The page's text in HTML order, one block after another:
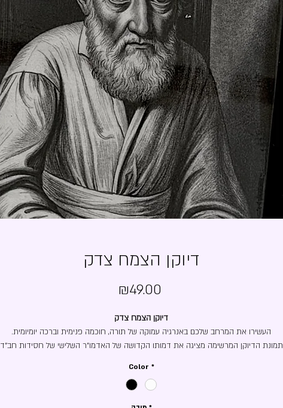
דיוקן הצמח צדק
₪49.00
דיוקן הצמח צדק
העשירו את המרחב שלכם באנרגיה עמוקה של תורה, חוכמה פנימית וברכה יומיומית.
תמונת הדיוקן המרשימה מציגה את דמותו הקדושה של האדמו"ר השלישי של חסידות חב"ד
המנהיגות וידו המונחת על ספר התורה עדות למפעל חייו העצום ששילב בין גאונות הלכתית
Color *